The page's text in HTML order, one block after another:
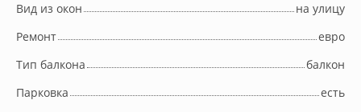
Вид из окон
на улицу
Ремонт
евро
Тип балкона
балкон
Парковка
есть